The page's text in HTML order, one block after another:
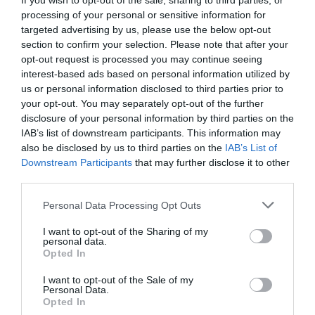
processing of your personal or sensitive information for
targeted advertising by us, please use the below opt-out
section to confirm your selection. Please note that after your
opt-out request is processed you may continue seeing
interest-based ads based on personal information utilized by
us or personal information disclosed to third parties prior to
your opt-out. You may separately opt-out of the further
disclosure of your personal information by third parties on the
IAB’s list of downstream participants. This information may
also be disclosed by us to third parties on the IAB’s List of
Downstream Participants that may further disclose it to other
Please note that this website/app uses one or more Google
not limited to your visit or usage behaviour. You may click to
grant or deny consent to Google and its third-party tags to
use your data for below specified purposes in below Google
consent section.
Personal Data Processing Opt Outs
I want to opt-out of the Sharing of my
personal data.
Opted In
I want to opt-out of the Sale of my
Personal Data.
Opted In
Ittírtunk arról, hogy már lovakat is klónoznak.
ló holsteini ló végrehajtás adócsalás